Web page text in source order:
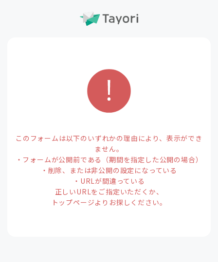
このフォームは以下のいずれかの理由により、表示ができ
ません。
・フォームが公開前である（期間を指定した公開の場合）
・削除、または非公開の設定になっている
・URLが間違っている
正しいURLをご指定いただくか、
トップページよりお探しください。